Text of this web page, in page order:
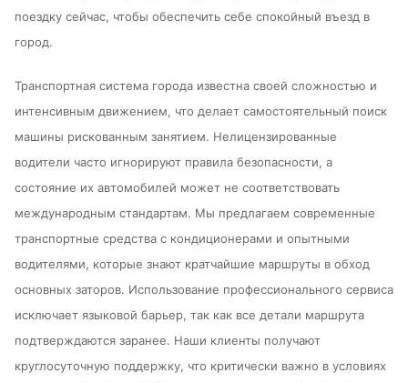
поездку сейчас, чтобы обеспечить себе спокойный въезд в
город.
Транспортная система города известна своей сложностью и
интенсивным движением, что делает самостоятельный поиск
машины рискованным занятием. Нелицензированные
водители часто игнорируют правила безопасности, а
состояние их автомобилей может не соответствовать
международным стандартам. Мы предлагаем современные
транспортные средства с кондиционерами и опытными
водителями, которые знают кратчайшие маршруты в обход
основных заторов. Использование профессионального сервиса
исключает языковой барьер, так как все детали маршрута
подтверждаются заранее. Наши клиенты получают
круглосуточную поддержку, что критически важно в условиях